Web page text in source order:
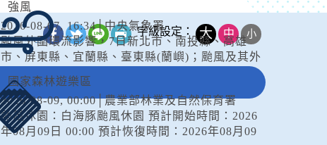
08T09:00:00+00:0026.80,125.204050950280中度
颱風 白海豚（國際...
強風
2026-08-07, 16:34│中央氣象署
颱風外圍環流影響，7日新北市、南投縣、高雄
市、屏東縣、宜蘭縣、臺東縣(蘭嶼)；颱風及其外
圍環流影響，8日基隆市、臺北市、新北市、桃園
市、南投縣、高雄市、屏東縣、宜蘭縣、臺東縣
(含蘭嶼)、連江縣局部地區有平均風6級以上或陣
風8級以上發生的機率(黃色燈號)，請注意。
國家森林遊樂區
2026-08-09, 00:00│農業部林業及自然保育署
颱風休園：白海豚颱風休園 預計開始時間：2026
年08月09日 00:00 預計恢復時間：2026年08月09
_
字級設定： 大 中 小